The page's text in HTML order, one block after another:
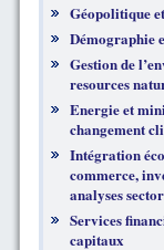
Géopolitique
Démographie
Gestion de
resources
Energie et
changement
Intégration
commerce,
analyses
Services
capitaux